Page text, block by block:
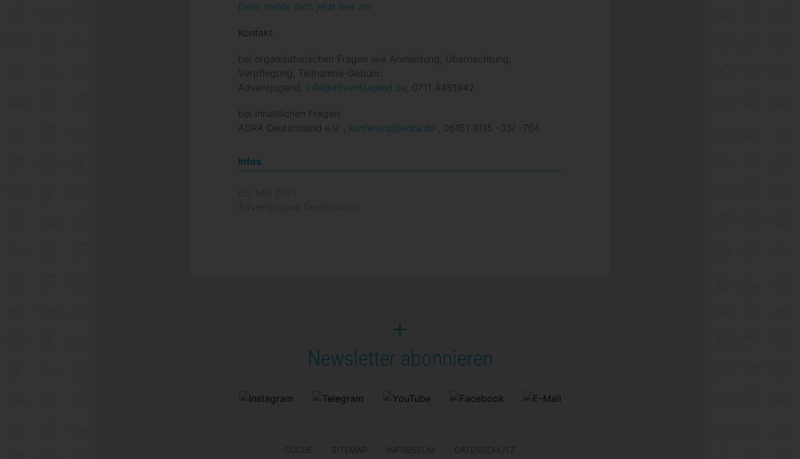
Dann melde dich jetzt hier an!
Kontakt
bei organisatorischen Fragen wie Anmeldung, Übernachtung,
Verpflegung, Teilnahme-Gebühr:
Adventjugend, info@adventjugend.de, 0711 4481942
bei inhaltlichen Fragen:
ADRA Deutschland e.V. , konferenz@adra.de , 06151 8115 -33/ -704
Infos
Newsletter abonnieren
SUCHE SITEMAP IMPRESSUM DATENSCHUTZ